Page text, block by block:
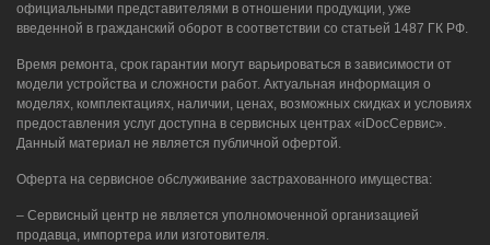
официальными представителями в отношении продукции, уже
введенной в гражданский оборот в соответствии со статьей 1487 ГК РФ.
Время ремонта, срок гарантии могут варьироваться в зависимости от
модели устройства и сложности работ. Актуальная информация о
моделях, комплектациях, наличии, ценах, возможных скидках и условиях
предоставления услуг доступна в сервисных центрах «iDocСервис».
Данный материал не является публичной офертой.
Оферта на сервисное обслуживание застрахованного имущества:
– Сервисный центр не является уполномоченной организацией
продавца, импортера или изготовителя.